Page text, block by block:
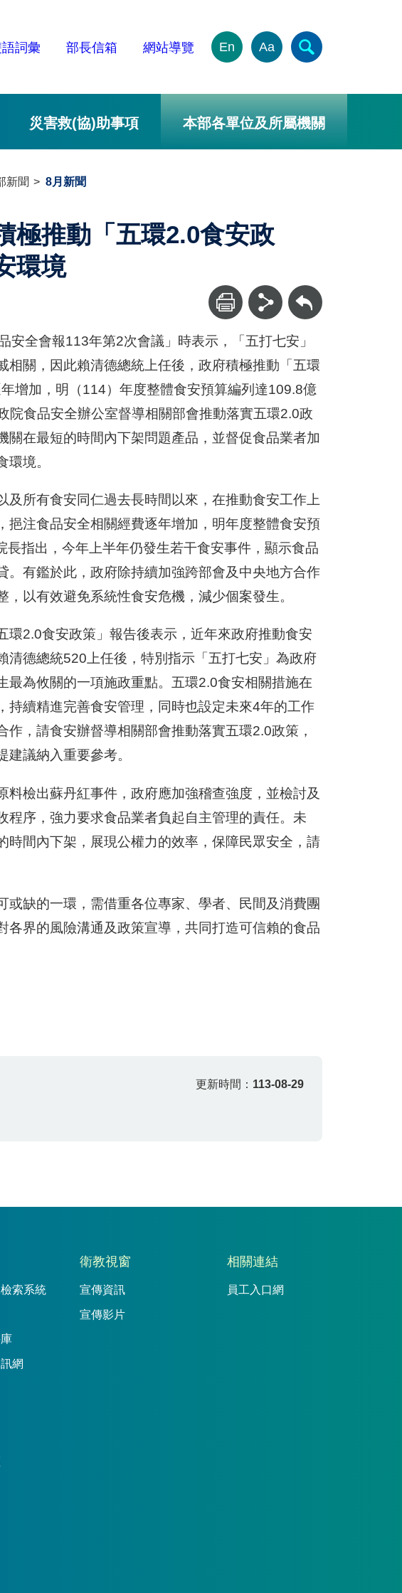
詞彙 部長信箱 網站導覽 En Aa
災害救(協)助事項 本部各單位及所屬機關
新聞 8月新聞
極推動「五環2.0食安政
環境
回上一頁
全會報113年第2次會議」時表示，「五打七安」
關，因此賴清德總統上任後，政府積極推動「五環
增加，明（114）年度整體食安預算編列達109.8億
院食品安全辦公室督導相關部會推動落實五環2.0政
在最短的時間內下架問題產品，並督促食品業者加
境。
所有食安同仁過去長時間以來，在推動食安工作上
挹注食品安全相關經費逐年增加，明年度整體食安預
指出，今年上半年仍發生若干食安事件，顯示食品
。有鑑於此，政府除持續加強跨部會及中央地方合作
以有效避免系統性食安危機，減少個案發生。
環2.0食安政策」報告後表示，近年來政府推動食安
清德總統520上任後，特別指示「五打七安」為政府
最為攸關的一項施政重點。五環2.0食安相關措施在
持續精進完善食安管理，同時也設定未來4年的工作
，請食安辦督導相關部會推動落實五環2.0政策，
議納入重要參考。
檢出蘇丹紅事件，政府應加強稽查強度，並檢討及
序，強力要求食品業者負起自主管理的責任。未
時間內下架，展現公權力的效率，保障民眾安全，請
缺的一環，需借重各位專家、學者、民間及消費團
界的風險溝通及政策宣導，共同打造可信賴的食品
更新時間： 113-08-29
索系統
網
衛教視窗
宣傳資訊
宣傳影片
相關連結
員工入口網